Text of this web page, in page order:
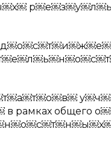
общего